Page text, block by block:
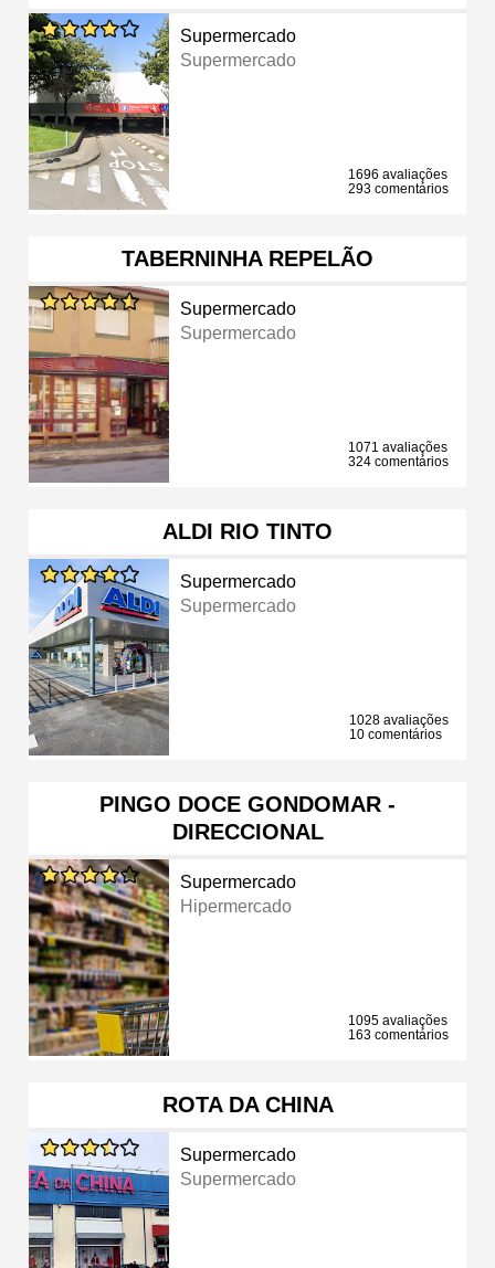
Supermercado
Supermercado
1696 avaliações
293 comentários
TABERNINHA REPELÃO
Supermercado
Supermercado
1071 avaliações
324 comentários
ALDI RIO TINTO
Supermercado
Supermercado
1028 avaliações
10 comentários
PINGO DOCE GONDOMAR -
DIRECCIONAL
Supermercado
Hipermercado
1095 avaliações
163 comentários
ROTA DA CHINA
Supermercado
Supermercado